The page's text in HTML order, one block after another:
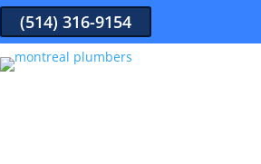
(514) 316-9154